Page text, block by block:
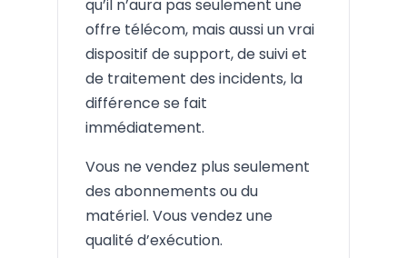
qu’il n’aura pas seulement une
offre télécom, mais aussi un vrai
dispositif de support, de suivi et
de traitement des incidents, la
différence se fait
immédiatement.
Vous ne vendez plus seulement
des abonnements ou du
matériel. Vous vendez une
qualité d’exécution.